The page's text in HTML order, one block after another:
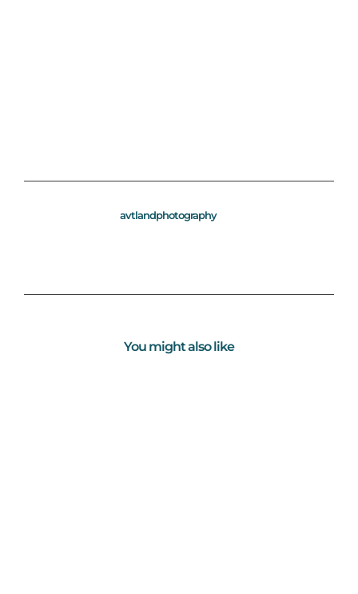
avtlandphotography
You might also like